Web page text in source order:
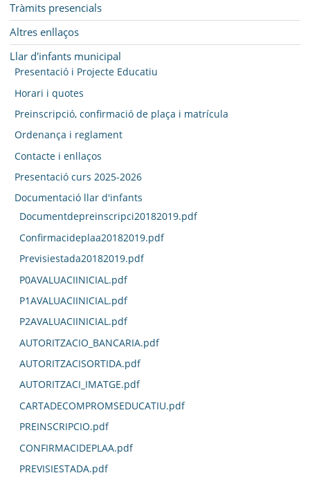
Tràmits presencials
Altres enllaços
Llar d'infants municipal
Presentació i Projecte Educatiu
Horari i quotes
Preinscripció, confirmació de plaça i matrícula
Ordenança i reglament
Contacte i enllaços
Presentació curs 2025-2026
Documentació llar d'infants
Documentdepreinscripci20182019.pdf
Confirmacideplaa20182019.pdf
Previsiestada20182019.pdf
P0AVALUACIINICIAL.pdf
P1AVALUACIINICIAL.pdf
P2AVALUACIINICIAL.pdf
AUTORITZACIO_BANCARIA.pdf
AUTORITZACISORTIDA.pdf
AUTORITZACI_IMATGE.pdf
CARTADECOMPROMSEDUCATIU.pdf
PREINSCRIPCIO.pdf
CONFIRMACIDEPLAA.pdf
PREVISIESTADA.pdf